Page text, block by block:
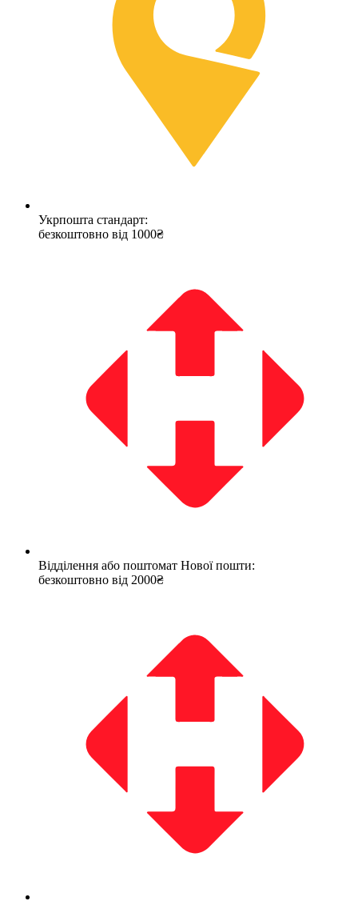
Укрпошта стандарт:
безкоштовно від 1000₴
Відділення або поштомат Нової пошти:
безкоштовно від 2000₴